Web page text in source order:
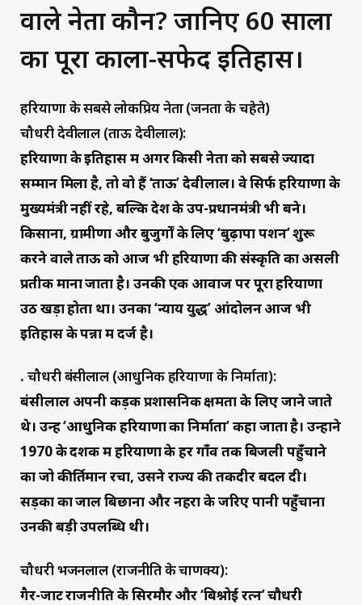
वाले नेता कौन? जानिए 60 सालों
का पूरा काला-सफेद इतिहास।
हरियाणा के सबसे लोकप्रिय नेता (जनता के चहेते)
चौधरी देवीलाल (ताऊ देवीलाल):
हरियाणा के इतिहास में अगर किसी नेता को सबसे ज्यादा
सम्मान मिला है, तो वो हैं ‘ताऊ’ देवीलाल। वे सिर्फ हरियाणा के
मुख्यमंत्री नहीं रहे, बल्कि देश के उप-प्रधानमंत्री भी बने।
किसानों, ग्रामीणों और बुजुर्गों के लिए ‘बुढ़ापा पेंशन’ शुरू
करने वाले ताऊ को आज भी हरियाणा की संस्कृति का असली
प्रतीक माना जाता है। उनकी एक आवाज पर पूरा हरियाणा
उठ खड़ा होता था। उनका ‘न्याय युद्ध’ आंदोलन आज भी
इतिहास के पन्नों में दर्ज है।
. चौधरी बंसीलाल (आधुनिक हरियाणा के निर्माता):
बंसीलाल अपनी कड़क प्रशासनिक क्षमता के लिए जाने जाते
थे। उन्हें ‘आधुनिक हरियाणा का निर्माता’ कहा जाता है। उन्होंने
1970 के दशक में हरियाणा के हर गाँव तक बिजली पहुँचाने
का जो कीर्तिमान रचा, उसने राज्य की तकदीर बदल दी।
सड़कों का जाल बिछाना और नहरों के जरिए पानी पहुँचाना
उनकी बड़ी उपलब्धि थी।
चौधरी भजनलाल (राजनीति के चाणक्य):
गैर-जाट राजनीति के सिरमौर और ‘बिश्नोई रत्न’ चौधरी